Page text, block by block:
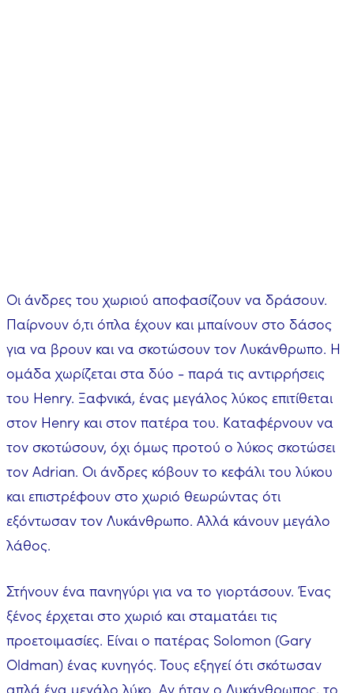
Οι άνδρες του χωριού αποφασίζουν να δράσουν.
Παίρνουν ό,τι όπλα έχουν και μπαίνουν στο δάσος
για να βρουν και να σκοτώσουν τον Λυκάνθρωπο. Η
ομάδα χωρίζεται στα δύο - παρά τις αντιρρήσεις
του Henry. Ξαφνικά, ένας μεγάλος λύκος επιτίθεται
στον Henry και στον πατέρα του. Καταφέρνουν να
τον σκοτώσουν, όχι όμως προτού ο λύκος σκοτώσει
τον Adrian. Οι άνδρες κόβουν το κεφάλι του λύκου
και επιστρέφουν στο χωριό θεωρώντας ότι
εξόντωσαν τον Λυκάνθρωπο. Αλλά κάνουν μεγάλο
λάθος.
Στήνουν ένα πανηγύρι για να το γιορτάσουν. Ένας
ξένος έρχεται στο χωριό και σταματάει τις
προετοιμασίες. Είναι ο πατέρας Solomon (Gary
Oldman) ένας κυνηγός. Τους εξηγεί ότι σκότωσαν
απλά ένα μεγάλο λύκο. Αν ήταν ο Λυκάνθρωπος, το